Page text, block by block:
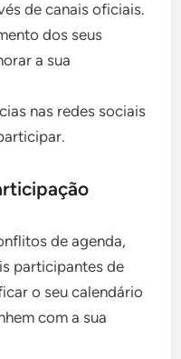
de canais oficiais.
dos seus
a sua
nas redes sociais
de agenda,
participantes de
o seu calendário
com a sua